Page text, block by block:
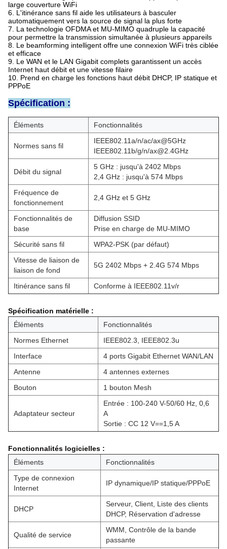
large couverture WiFi
6. L'itinérance sans fil aide les utilisateurs à basculer
automatiquement vers la source de signal la plus forte
7. La technologie OFDMA et MU-MIMO quadruple la capacité
pour permettre la transmission simultanée à plusieurs appareils
8. Le beamforming intelligent offre une connexion WiFi très ciblée
et efficace
9. Le WAN et le LAN Gigabit complets garantissent un accès
Internet haut débit et une vitesse filaire
10. Prend en charge les fonctions haut débit DHCP, IP statique et
PPPoE
Spécification :
Éléments Fonctionnalités
Normes sans fil
IEEE802.11a/n/ac/ax@5GHz
IEEE802.11b/g/n/ax@2.4GHz
Débit du signal
5 GHz : jusqu'à 2402 Mbps
2,4 GHz : jusqu'à 574 Mbps
Fréquence de
fonctionnement
2,4 GHz et 5 GHz
Fonctionnalités de
base
Diffusion SSID
Prise en charge de MU-MIMO
Sécurité sans fil
WPA2-PSK (par défaut)
Vitesse de liaison de
liaison de fond
5G 2402 Mbps + 2.4G 574 Mbps
Itinérance sans fil Conforme à IEEE802.11v/r
Spécification matérielle :
Éléments
Fonctionnalités
Normes Ethernet
IEEE802.3, IEEE802.3u
Interface
4 ports Gigabit Ethernet WAN/LAN
Antenne
4 antennes externes
Bouton
1 bouton Mesh
Adaptateur secteur
Entrée : 100-240 V-50/60 Hz, 0,6
A
Sortie : CC 12 V==1,5 A
Fonctionnalités logicielles :
Éléments
Fonctionnalités
Type de connexion
Internet
IP dynamique/IP statique/PPPoE
DHCP
Serveur, Client, Liste des clients
DHCP, Réservation d'adresse
Qualité de service
WMM, Contrôle de la bande
passante